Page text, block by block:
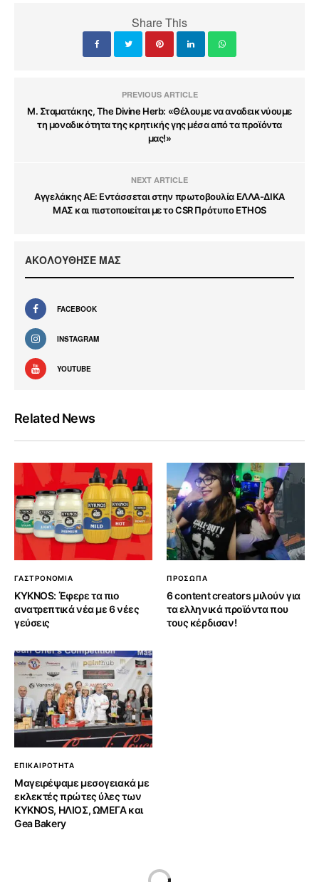
Share This
PREVIOUS ARTICLE
Μ. Σταματάκης, The Divine Herb: «Θέλουμε να αναδεικνύουμε
τη μοναδικότητα της κρητικής γης μέσα από τα προϊόντα
μας!»
NEXT ARTICLE
Αγγελάκης ΑΕ: Εντάσσεται στην πρωτοβουλία ΕΛΛΑ-ΔΙΚΑ
ΜΑΣ και πιστοποιείται με το CSR Πρότυπο ETHOS
ΑΚΟΛΟΥΘΗΣΕ ΜΑΣ
FACEBOOK
INSTAGRAM
YOUTUBE
Related News
ΓΑΣΤΡΟΝΟΜΙΑ
KYKNOS: Έφερε τα πιο
ανατρεπτικά νέα με 6 νέες
γεύσεις
ΠΡΟΣΩΠΑ
6 content creators μιλούν για
τα ελληνικά προϊόντα που
τους κέρδισαν!
ΕΠΙΚΑΙΡΟΤΗΤΑ
Μαγειρέψαμε μεσογειακά με
εκλεκτές πρώτες ύλες των
KYKNOS, ΗΛΙΟΣ, ΩΜΕΓΑ και
Gea Bakery